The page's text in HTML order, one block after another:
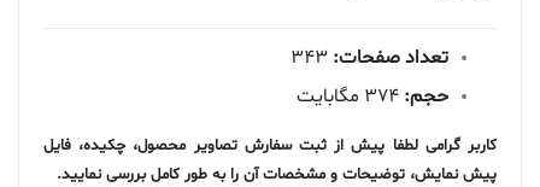
تعداد صفحات: 343
حجم:
کاربر گرامی لطفا پیش از ثبت سفارش تصاویر محصول، چکیده، فایل
پیش نمایش، توضیحات و مشخصات آن را به طور کامل بررسی نمایید.